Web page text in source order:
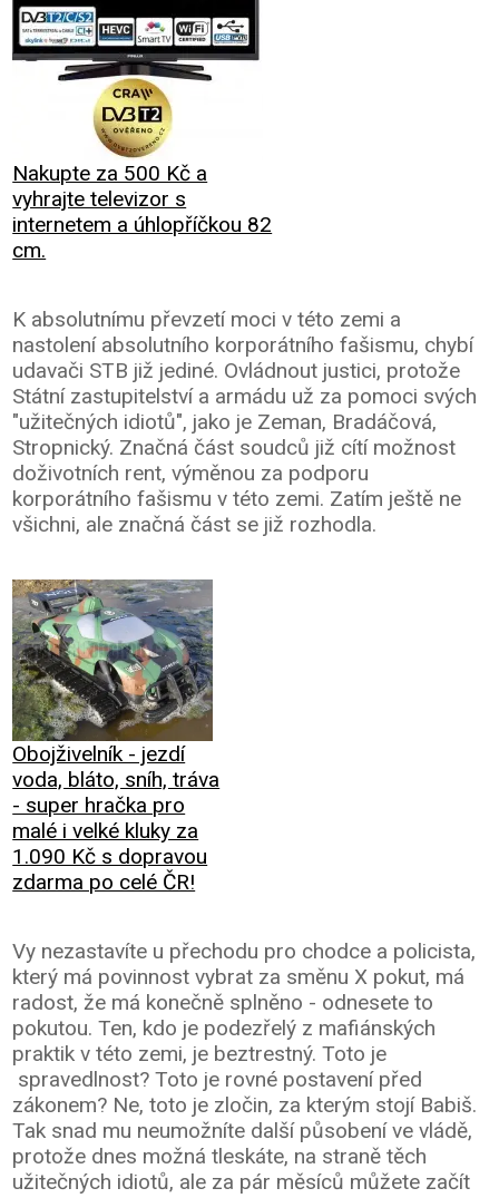
Nakupte za 500 Kč a
vyhrajte televizor s
internetem a úhlopříčkou 82
cm.
K absolutnímu převzetí moci v této zemi a
nastolení absolutního korporátního fašismu, chybí
udavači STB již jediné. Ovládnout justici, protože
Státní zastupitelství a armádu už za pomoci svých
"užitečných idiotů", jako je Zeman, Bradáčová,
Stropnický. Značná část soudců již cítí možnost
doživotních rent, výměnou za podporu
korporátního fašismu v této zemi. Zatím ještě ne
všichni, ale značná část se již rozhodla.
Obojživelník - jezdí
voda, bláto, sníh, tráva
- super hračka pro
malé i velké kluky za
1.090 Kč s dopravou
zdarma po celé ČR!
Vy nezastavíte u přechodu pro chodce a policista,
který má povinnost vybrat za směnu X pokut, má
radost, že má konečně splněno - odnesete to
pokutou. Ten, kdo je podezřelý z mafiánských
praktik v této zemi, je beztrestný. Toto je
spravedlnost? Toto je rovné postavení před
zákonem? Ne, toto je zločin, za kterým stojí Babiš.
Tak snad mu neumožníte další působení ve vládě,
protože dnes možná tleskáte, na straně těch
užitečných idiotů, ale za pár měsíců můžete začít